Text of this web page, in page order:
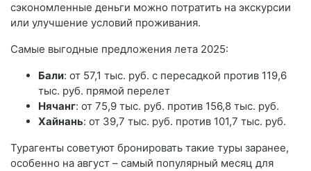
сэкономленные деньги можно потратить на экскурсии
или улучшение условий проживания.
Самые выгодные предложения лета 2025:
Бали: от 57,1 тыс. руб. с пересадкой против 119,6
тыс. руб. прямой перелет
Нячанг: от 75,9 тыс. руб. против 156,8 тыс. руб.
Хайнань: от 39,7 тыс. руб. против 101,7 тыс. руб.
Турагенты советуют бронировать такие туры заранее,
особенно на август – самый популярный месяц для